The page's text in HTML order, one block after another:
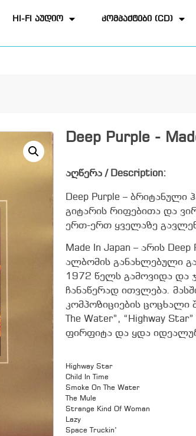
HI-FI აუდიო კომპაქტები (CD)
Deep Purple -
აღწერა / Description:
Deep Purple –
გიტარის რიფებითა და
ერთ-ერთ ყველაზე
Made In Japan – არის
ალბომის განახლებული
1972 წელს გამოვიდა და
ჩანაწერად ითვლება.
კომპოზიციების ცოცხალი
The Water”, “Highway
ფირფიტა და ყდა
Highway Star
Child In Time
Smoke On The Water
The Mule
Strange Kind Of Woman
Lazy
Space Truckin’